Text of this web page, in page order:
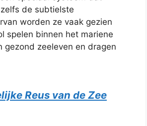
de subtielste
worden ze vaak gezien
spelen binnen het mariene
gezond zeeleven en dragen
Reus van de Zee